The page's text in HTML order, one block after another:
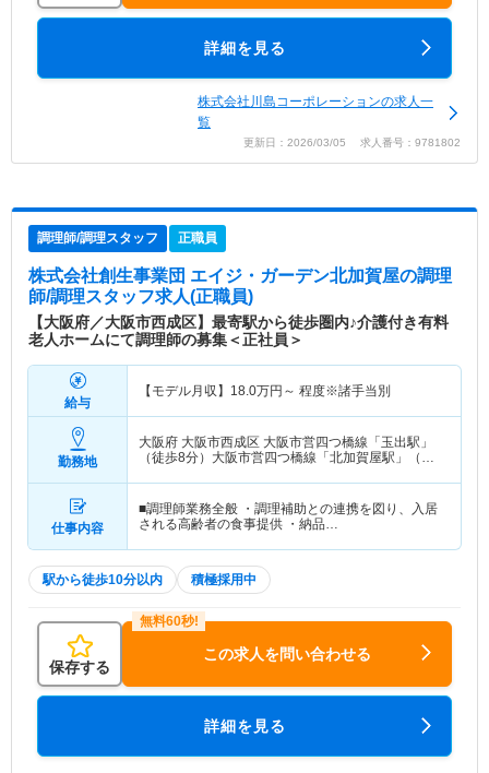
詳細を見る
株式会社川島コーポレーションの求人一
覧
更新日：2026/03/05 求人番号：9781802
調理師/調理スタッフ 正職員
株式会社創生事業団 エイジ・ガーデン北加賀屋の調理
師/調理スタッフ求人(正職員)
【大阪府／大阪市西成区】最寄駅から徒歩圏内♪介護付き有料
老人ホームにて調理師の募集＜正社員＞
給与
【モデル月収】 18.0万円～ 程度※諸手当別
勤務地
大阪府 大阪市西成区 大阪市営四つ橋線「玉出駅」
（徒歩8分）大阪市営四つ橋線「北加賀屋駅」（徒
仕事内容
■調理師業務全般 ・調理補助との連携を図り、入居
される高齢者の食事提供 ・納品…
駅から徒歩10分以内 積極採用中
保存する
この求人を問い合わせる
詳細を見る